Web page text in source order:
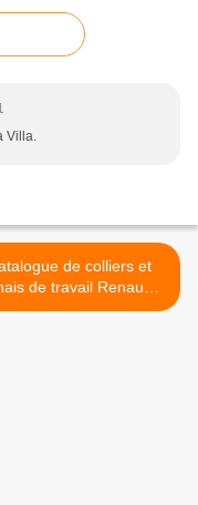
Villa.
de colliers et
de travail Renaud à
Paris >